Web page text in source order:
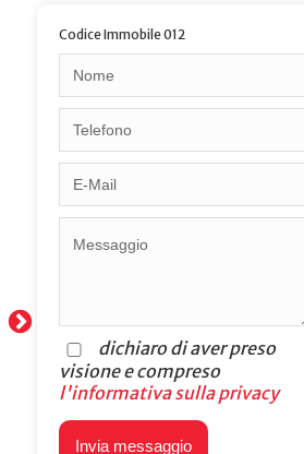
Codice Immobile 012
dichiaro di aver preso
visione e compreso
l'informativa sulla privacy